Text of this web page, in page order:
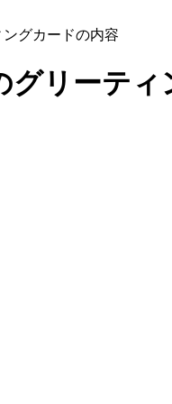
グカードの内容
グリーテ